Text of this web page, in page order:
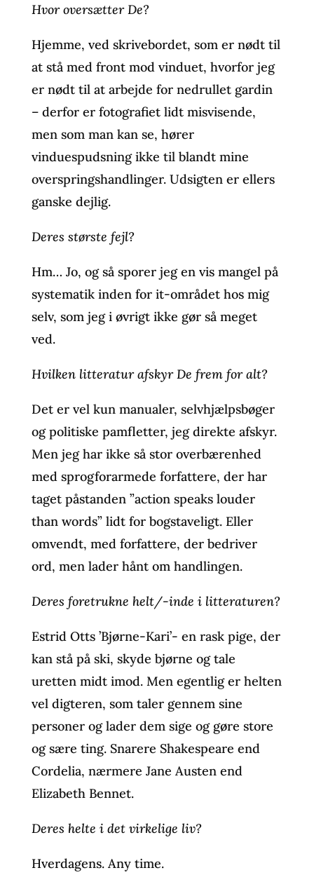
Hvor oversætter De?
Hjemme, ved skrivebordet, som er nødt til
at stå med front mod vinduet, hvorfor jeg
er nødt til at arbejde for nedrullet gardin
– derfor er fotografiet lidt misvisende,
men som man kan se, hører
vinduespudsning ikke til blandt mine
overspringshandlinger. Udsigten er ellers
ganske dejlig.
Deres største fejl?
Hm… Jo, og så sporer jeg en vis mangel på
systematik inden for it-området hos mig
selv, som jeg i øvrigt ikke gør så meget
ved.
Hvilken litteratur afskyr De frem for alt?
Det er vel kun manualer, selvhjælpsbøger
og politiske pamfletter, jeg direkte afskyr.
Men jeg har ikke så stor overbærenhed
med sprogforarmede forfattere, der har
taget påstanden ”action speaks louder
than words” lidt for bogstaveligt. Eller
omvendt, med forfattere, der bedriver
ord, men lader hånt om handlingen.
Deres foretrukne helt/-inde i litteraturen?
Estrid Otts ’Bjørne-Kari’- en rask pige, der
kan stå på ski, skyde bjørne og tale
uretten midt imod. Men egentlig er helten
vel digteren, som taler gennem sine
personer og lader dem sige og gøre store
og sære ting. Snarere Shakespeare end
Cordelia, nærmere Jane Austen end
Elizabeth Bennet.
Deres helte i det virkelige liv?
Hverdagens. Any time.